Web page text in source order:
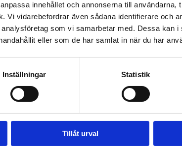
innehållet och annonserna till användarna,
Vi vidarebefordrar även sådana identifierare och
som vi samarbetar med. Dessa kan
eller som de har samlat in när du har
Inställningar Statistik
Tillåt urval
GOLF & HOTELL - SITE BY